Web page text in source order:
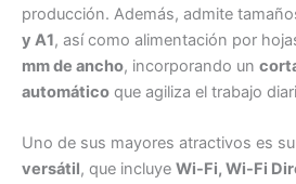
producción. Además, admite
y A1, así como alimentación por
mm de ancho, incorporando un
automático que agiliza el trabajo
Uno de sus mayores atractivos es su
versátil, que incluye Wi-Fi, Wi-Fi